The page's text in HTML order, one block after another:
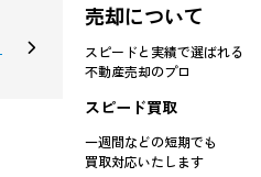
売却について
スピードと実績で選ばれる
不動産売却のプロ
スピード買取
一週間などの短期でも
買取対応いたします